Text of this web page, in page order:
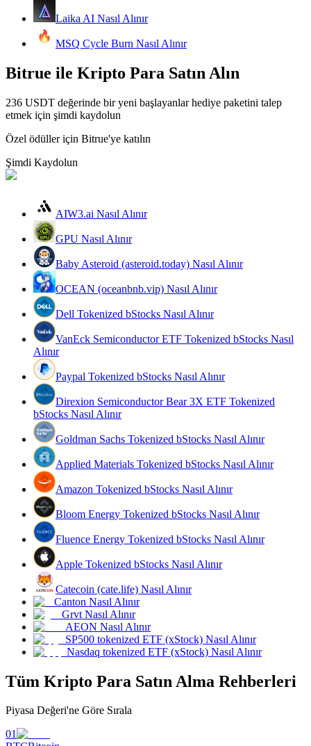
Ticaret bilgileri vb. dahil olmak üzere büyük veri analizi.
Ticaret stratejileri
Nasıl kârlı kalabileceğinizi öğrenin
Kazan
Power Piggy
Günlük rekabetçi ödüller kazanın
Laika AI Nasıl Alınır
MSQ Cycle Burn Nasıl Alınır
Bitrue ile Kripto Para Satın Alın
236 USDT değerinde bir yeni başlayanlar hediye paketini talep
etmek için şimdi kaydolun
Özel ödüller için Bitrue'ye katılın
Şimdi Kaydolun
AIW3.ai Nasıl Alınır
GPU Nasıl Alınır
Baby Asteroid (asteroid.today) Nasıl Alınır
OCEAN (oceanbnb.vip) Nasıl Alınır
Dell Tokenized bStocks Nasıl Alınır
VanEck Semiconductor ETF Tokenized bStocks Nasıl
Alınır
Paypal Tokenized bStocks Nasıl Alınır
Direxion Semiconductor Bear 3X ETF Tokenized
bStocks Nasıl Alınır
Goldman Sachs Tokenized bStocks Nasıl Alınır
Applied Materials Tokenized bStocks Nasıl Alınır
Amazon Tokenized bStocks Nasıl Alınır
Bloom Energy Tokenized bStocks Nasıl Alınır
Fluence Energy Tokenized bStocks Nasıl Alınır
Apple Tokenized bStocks Nasıl Alınır
Catecoin (cate.life) Nasıl Alınır
Canton Nasıl Alınır
Grvt Nasıl Alınır
AEON Nasıl Alınır
SP500 tokenized ETF (xStock) Nasıl Alınır
Nasdaq tokenized ETF (xStock) Nasıl Alınır
Tüm Kripto Para Satın Alma Rehberleri
Piyasa Değeri'ne Göre Sırala
01